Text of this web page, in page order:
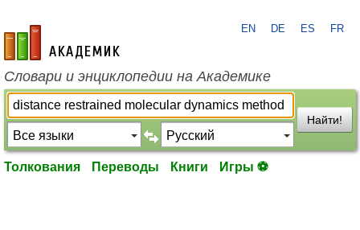
academic.ru
EN DE ES FR
Словари и энциклопедии на Академике
Найти!
Толкования Переводы Книги Игры ⚽